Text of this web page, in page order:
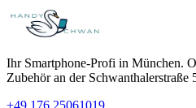
Ihr Smartphone-Profi in München.
Zubehör an der Schwanthalerstraße
+49 176 25061019